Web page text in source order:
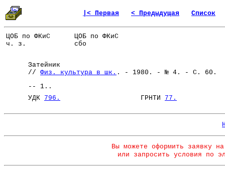
|< Первая < Предыдущая Список
ЦОБ по ФКиС
ч. з.
ЦОБ по ФКиС
сбо
Затейник
// Физ. культура в шк. . - 1980. - № 4. - С. 60.
-- 1..
УДК 796. ГРНТИ 77.
Вы можете оформить заявку
или запросить условия по